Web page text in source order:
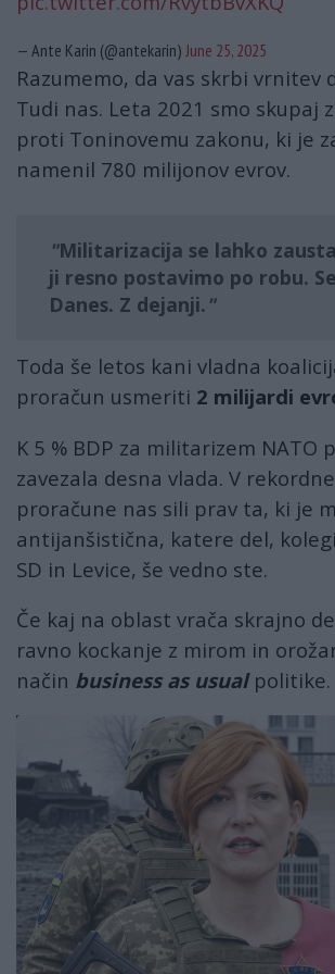
— Ante Karin (@antekarin) June 25, 2025
Razumemo, da vas skrbi vrnitev
Tudi nas. Leta 2021 smo skupaj
proti Toninovemu zakonu, ki je
namenil 780 milijonov evrov.
Militarizacija se lahko
ji resno postavimo po robu.
Danes. Z dejanji.
Toda še letos kani vladna
proračun usmeriti 2 milijardi
K 5 % BDP za militarizem NATO
zavezala desna vlada. V
proračune nas sili prav ta, ki je
antijanšistična, katere del,
SD in Levice, še vedno ste.
Če kaj na oblast vrača skrajno
ravno kockanje z mirom in
način business as usualpolitike.